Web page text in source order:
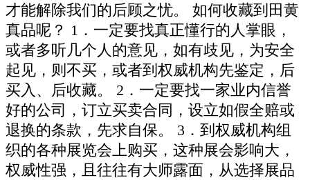
才能解除我们的后顾之忧。 如何收藏到田黄
真品呢？ 1．一定要找真正懂行的人掌眼，
或者多听几个人的意见，如有歧见，为安全
起见，则不买，或者到权威机构先鉴定，后
买入、后收藏。 2．一定要找一家业内信誉
好的公司，订立买卖合同，设立如假全赔或
退换的条款，先求自保。 3．到权威机构组
织的各种展览会上购买，这种展会影响大，
权威性强，且往往有大师露面，从选择展品